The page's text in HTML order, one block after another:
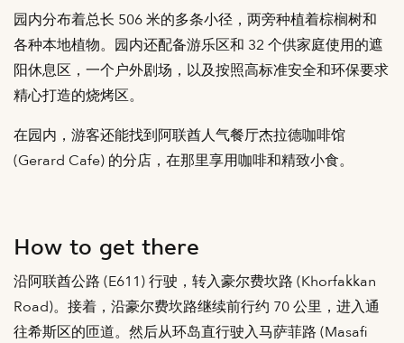
园内分布着总长 506 米的多条小径，两旁种植着棕榈树和
各种本地植物。园内还配备游乐区和 32 个供家庭使用的遮
阳休息区，一个户外剧场，以及按照高标准安全和环保要求
精心打造的烧烤区。
在园内，游客还能找到阿联酋人气餐厅杰拉德咖啡馆
(Gerard Cafe) 的分店，在那里享用咖啡和精致小食。
How to get there
沿阿联酋公路 (E611) 行驶，转入豪尔费坎路 (Khorfakkan
Road)。接着，沿豪尔费坎路继续前行约 70 公里，进入通
往希斯区的匝道。然后从环岛直行驶入马萨菲路 (Masafi